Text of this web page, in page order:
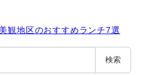
観地区のおすすめランチ7選
検索